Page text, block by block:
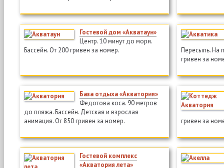
Гостевой дом «Акватаун»
Центр. 10 минут до моря.
Бассейн. От 200 гривен за номер.
Пересыпь. На
гривен за
База отдыха «Акватория»
Федотова коса. 90 метров
до пляжа. Бассейн. Детская и взрослая
анимация. От 850 гривен за номер.
гривен за
Гостевой комплекс
«Акватория лета»